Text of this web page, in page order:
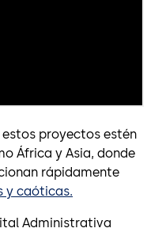
estos proyectos estén
África y Asia, donde
rápidamente
y caóticas.
Administrativa